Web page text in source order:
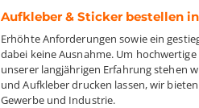
Aufkleber & Sticker bestellen
Erhöhte Anforderungen sowie ein
dabei keine Ausnahme. Um
unserer langjährigen Erfahrung stehen
und Aufkleber drucken lassen, wir
Gewerbe und Industrie.